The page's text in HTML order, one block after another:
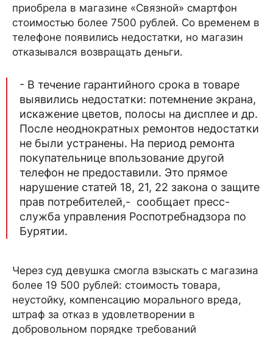
приобрела в магазине «Связной» смартфон
стоимостью более 7500 рублей. Со временем в
телефоне появились недостатки, но магазин
отказывался возвращать деньги.
- В течение гарантийного срока в товаре
выявились недостатки: потемнение экрана,
искажение цветов, полосы на дисплее и др.
После неоднократных ремонтов недостатки
не были устранены. На период ремонта
покупательнице впользование другой
телефон не предоставили. Это прямое
нарушение статей 18, 21, 22 закона о защите
прав потребителей,- сообщает пресс-
служба управления Роспотребнадзора по
Бурятии.
Через суд девушка смогла взыскать с магазина
более 19 500 рублей: стоимость товара,
неустойку, компенсацию морального вреда,
штраф за отказ в удовлетворении в
добровольном порядке требований